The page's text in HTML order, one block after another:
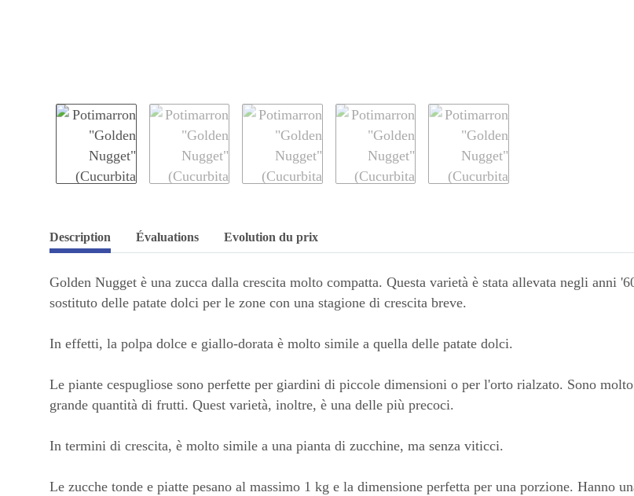
Description Évaluations Evolution du prix
Golden Nugget è una zucca dalla crescita molto compatta. Questa varietà è stata allevata negli
sostituto delle patate dolci per le zone con una stagione di crescita breve.
In effetti, la polpa dolce e giallo-dorata è molto simile a quella delle patate dolci.
Le piante cespugliose sono perfette per giardini di piccole dimensioni o per l'orto rialzato. Sono
grande quantità di frutti. Quest varietà, inoltre, è una delle più precoci.
In termini di crescita, è molto simile a una pianta di zucchine, ma senza viticci.
Le zucche tonde e piatte pesano al massimo 1 kg e la dimensione perfetta per una porzione. Hanno